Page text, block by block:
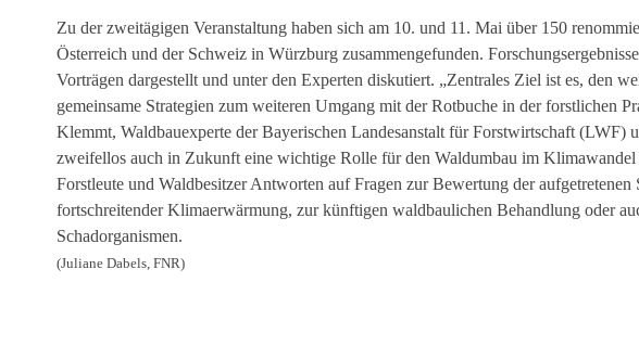
Zu der zweitägigen Veranstaltung haben sich am 10. und 11. Mai über 150
Österreich und der Schweiz in Würzburg zusammengefunden.
Vorträgen dargestellt und unter den Experten diskutiert. „Zentrales Ziel ist es, den
gemeinsame Strategien zum weiteren Umgang mit der Rotbuche in der forstlichen
Klemmt, Waldbauexperte der Bayerischen Landesanstalt für Forstwirtschaft
zweifellos auch in Zukunft eine wichtige Rolle für den Waldumbau im Klimawandel
Forstleute und Waldbesitzer Antworten auf Fragen zur Bewertung der
fortschreitender Klimaerwärmung, zur künftigen waldbaulichen Behandlung oder
Schadorganismen.
(Juliane Dabels, FNR)